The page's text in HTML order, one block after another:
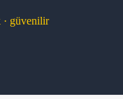
· güvenilir